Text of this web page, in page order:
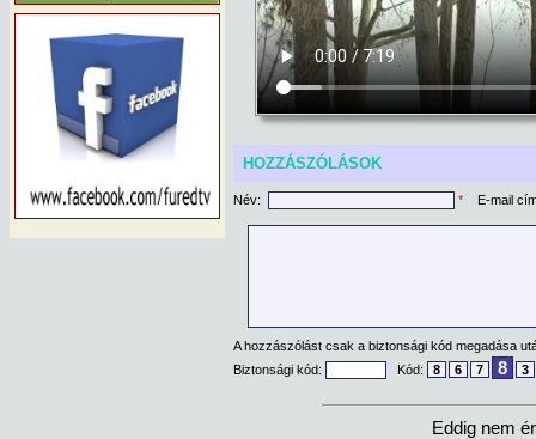
HOZZÁSZÓLÁSOK
Név: * E-mail
A hozzászólást csak a biztonsági kód megadása
Biztonsági kód:
Kód: 8 6 7 8 3
Eddig nem